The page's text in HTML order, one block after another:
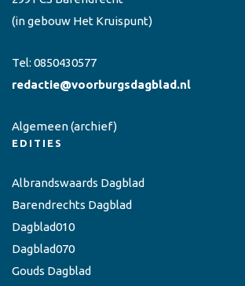
(in gebouw Het Kruispunt)
Tel: 0850430577
redactie@voorburgsdagblad.nl
Algemeen(archief)
EDITIES
Albrandswaards Dagblad
Barendrechts Dagblad
Dagblad010
Dagblad070
Gouds Dagblad